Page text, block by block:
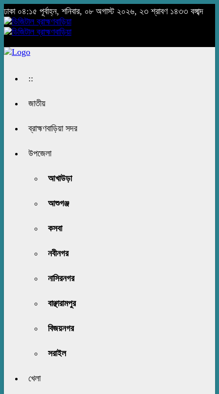
ঢাকা ০৪:১৫ পূর্বাহ্ন, শনিবার, ০৮ অগাস্ট ২০২৬, ২৩ শ্রাবণ ১৪৩৩ বঙ্গাব্দ
::
জাতীয়
ব্রাহ্মণবাড়িয়া সদর
উপজেলা
আখাউড়া
আশুগঞ্জ
কসবা
নবীনগর
নাসিরনগর
বাঞ্ছারামপুর
বিজয়নগর
সরাইল
খেলা